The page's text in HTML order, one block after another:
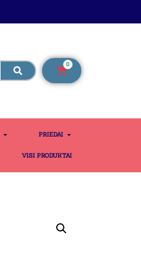
0
PRIEDAI
VISI PRODUKTAI